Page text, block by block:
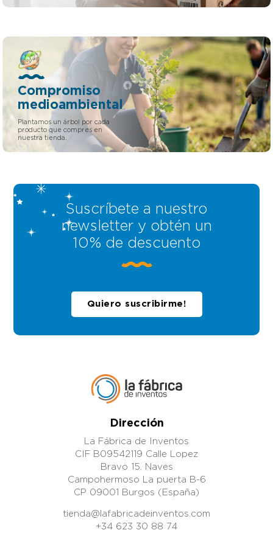
Compromiso
medioambiental
Plantamos un árbol por cada
producto que compres en
nuestra tienda.
Suscríbete a nuestro
newsletter y obtén un
10% de descuento
Quiero suscribirme!
Dirección
La Fábrica de Inventos
CIF B09542119 Calle Lopez
Bravo 15. Naves
Campohermoso La puerta B-6
CP 09001 Burgos (España)
tienda@lafabricadeinventos.com
+34 623 30 88 74